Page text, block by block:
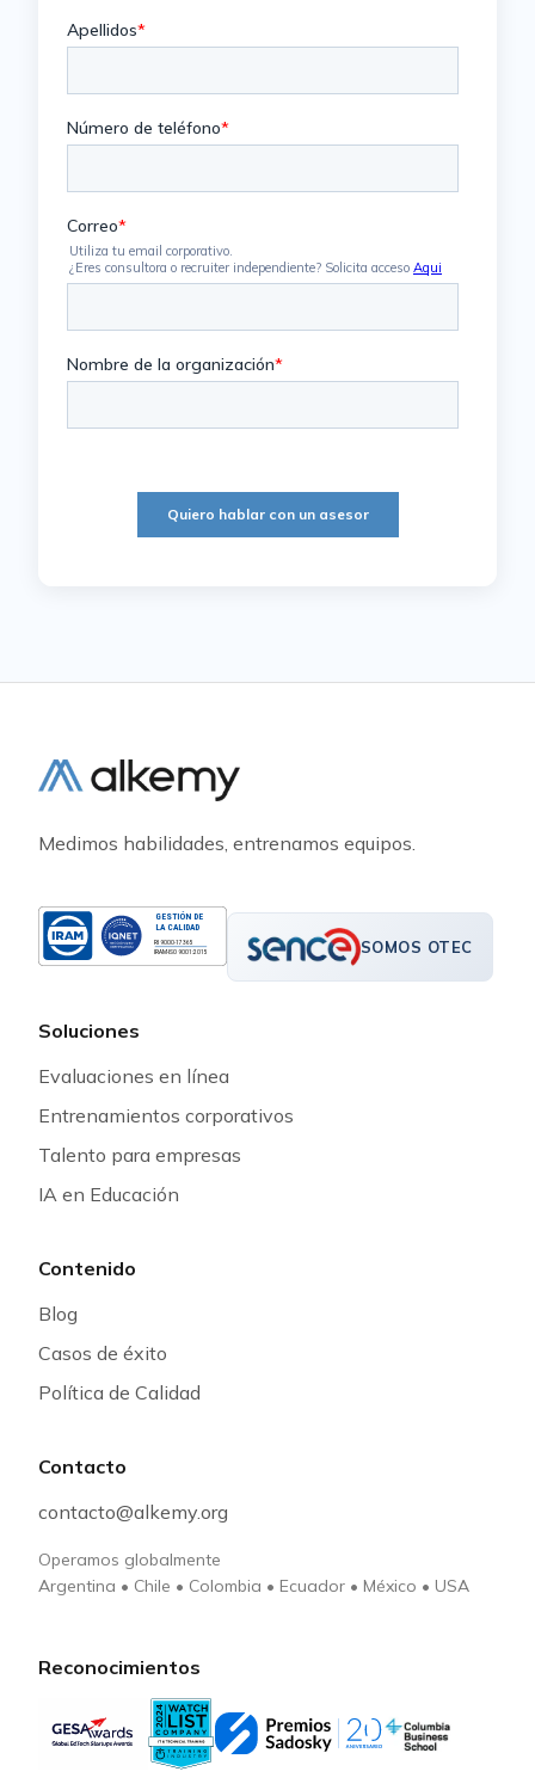
Medimos habilidades, entrenamos equipos.
RI 9000-17365
GESTIÓN DE
LA CALIDAD
IRAM-ISO 9001:2015 SOMOS OTEC
Soluciones
Evaluaciones en línea
Entrenamientos corporativos
Talento para empresas
IA en Educación
Contenido
Blog
Casos de éxito
Política de Calidad
Contacto
contacto@alkemy.org
Operamos globalmente
Argentina • Chile • Colombia • Ecuador • México • USA
Reconocimientos